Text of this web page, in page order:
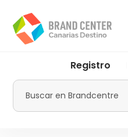
contenido
principal
menu
Promotur
Registro
Buscar